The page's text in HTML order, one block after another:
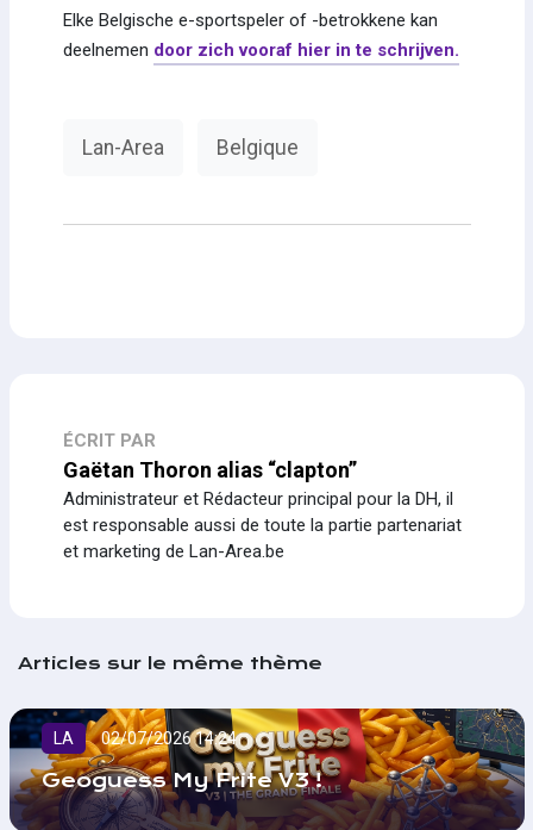
Elke Belgische e-sportspeler of -betrokkene kan
deelnemen door zich vooraf hier in te schrijven.
Lan-Area Belgique
ÉCRIT PAR
Gaëtan Thoron alias “clapton”
Administrateur et Rédacteur principal pour la DH, il
est responsable aussi de toute la partie partenariat
et marketing de Lan-Area.be
Articles sur le même thème
LA 02/07/2026 14:24
Geoguess My Frite V3 !